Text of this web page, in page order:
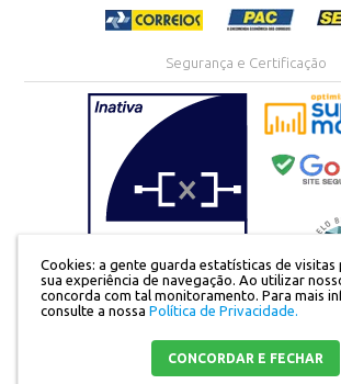
Cookies: a gente guarda estatísticas de visitas
sua experiência de navegação. Ao utilizar
concorda com tal monitoramento. Para mais
consulte a nossa Política de Privacidade.
CONCORDAR E FECHAR
Segurança e Certificação
23.192.068/0001-15 | Av. São Paulo, no1.160 - apto 104 |
Mapa do site